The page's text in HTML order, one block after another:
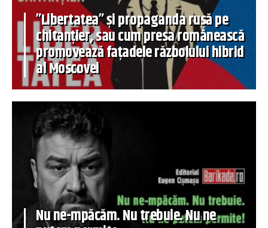
”Libertatea” și propaganda rusă pe
chitanțier, sau cum presa românească
promovează fațadele războiului hibrid
al Moscovei
Nu ne-mpăcăm. Nu trebuie. Nu ne